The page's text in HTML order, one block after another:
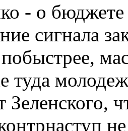
- о
сигнала
туда
Зеленского,